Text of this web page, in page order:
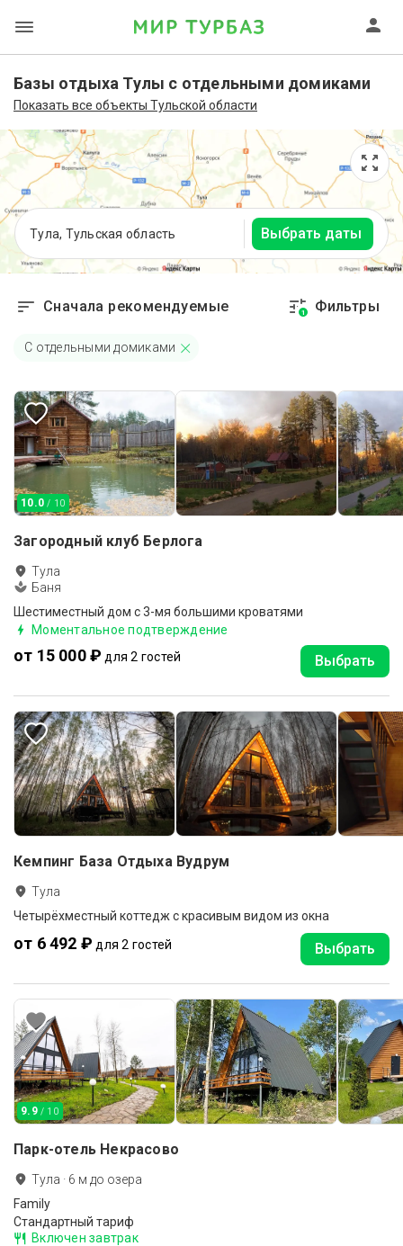
Базы отдыха Тулы с отдельными домиками
Показать все объекты Тульской области
Тула, Тульская область Выбрать даты
Сначала рекомендуемые 1 Фильтры
С отдельными домиками
10.0 / 10
Загородный клуб Берлога
Тула
Баня
Шестиместный дом с 3-мя большими кроватями
Моментальное подтверждение
от 15 000 ₽ для 2 гостей Выбрать
Кемпинг База Отдыха Вудрум
Тула
Четырёхместный коттедж с красивым видом из окна
от 6 492 ₽ для 2 гостей Выбрать
9.9 / 10
Парк-отель Некрасово
Тула · 6 м до озера
Family
Стандартный тариф
Включен завтрак